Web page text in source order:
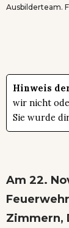
Ausbilderteam.
Hinweis
wir nicht
Sie wurde
Am 22.
Zimmern,